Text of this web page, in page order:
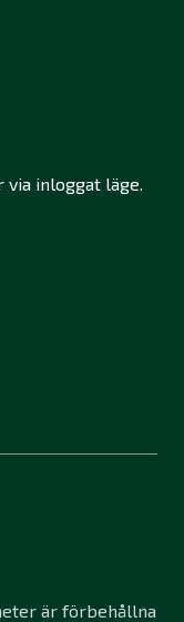
via inloggat läge.
är förbehållna